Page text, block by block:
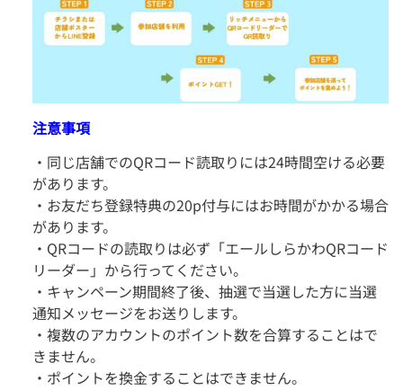
注意事項
・同じ店舗でのQRコード読取りには24時間空ける必要
があります。
・お友だち登録特典の20p付与にはお時間がかかる場合
があります。
・QRコードの読取りは必ず「エールしらかわQRコード
リーダー」から行ってください。
・キャンペーン期間終了後、抽選で当選した方に当選
通知メッセージをお送りします。
・複数のアカウントのポイント数を合算することはで
きません。
・ポイントを換金することはできません。